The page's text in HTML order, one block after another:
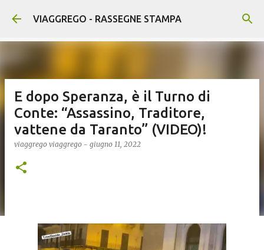
Passa ai contenuti principali
VIAGGREGO - RASSEGNE STAMPA
E dopo Speranza, è il Turno di
Conte: “Assassino, Traditore,
vattene da Taranto” (VIDEO)!
viaggrego viaggrego - giugno 11, 2022